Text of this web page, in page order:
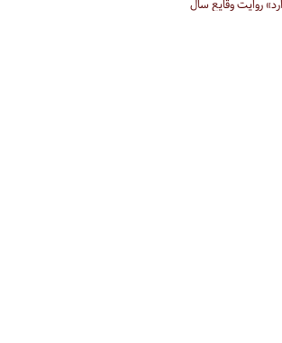
روایت وقایع سال